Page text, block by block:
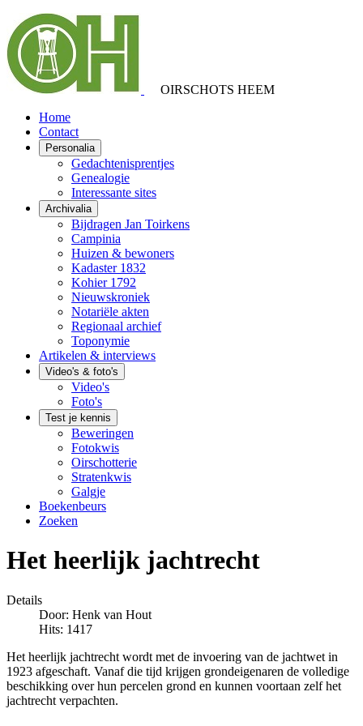
OIRSCHOTS HEEM
Home
Contact
Personalia
Gedachtenisprentjes
Genealogie
Interessante sites
Archivalia
Bijdragen Jan Toirkens
Campinia
Huizen & bewoners
Kadaster 1832
Kohier 1792
Nieuwskroniek
Notariële akten
Regionaal archief
Toponymie
Artikelen & interviews
Video's & foto's
Video's
Foto's
Test je kennis
Beweringen
Fotokwis
Oirschotterie
Stratenkwis
Galgje
Boekenbeurs
Zoeken
Het heerlijk jachtrecht
Details
Door: Henk van Hout
Hits: 1417
Het heerlijk jachtrecht wordt met de invoering van de jachtwet in
1923 afgeschaft. Vanaf die tijd krijgen grondeigenaren de volledige
beschikking over hun percelen grond en kunnen voortaan zelf het
jachtrecht verpachten.